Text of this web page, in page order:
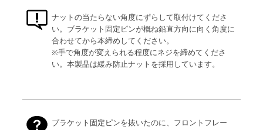
ナットの当たらない角度にずらして取付けてくださ
い。ブラケット固定ピンが概ね鉛直方向に向く角度に
合わせてから本締めしてください。
※手で角度が変えられる程度にネジを締めてくださ
い。本製品は緩み防止ナットを採用しています。
ブラケット固定ピンを抜いたのに、フロントフレー